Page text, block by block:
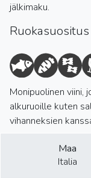
jälkimaku.
Ruokasuositus
Monipuolinen viini,
alkuruoille kuten
vihanneksien
Maa
Italia